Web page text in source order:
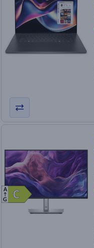
C
C
A
G